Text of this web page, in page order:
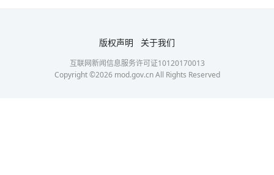
版权声明 关于我们
互联网新闻信息服务许可证10120170013
Copyright ©2026mod.gov.cn All Rights Reserved